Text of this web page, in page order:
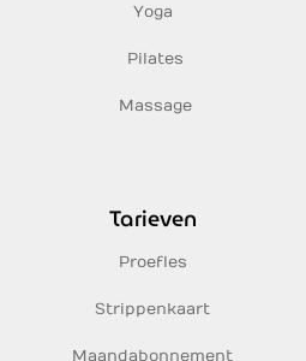
Yoga
Pilates
Massage
Tarieven
Proefles
Strippenkaart
Maandabonnement